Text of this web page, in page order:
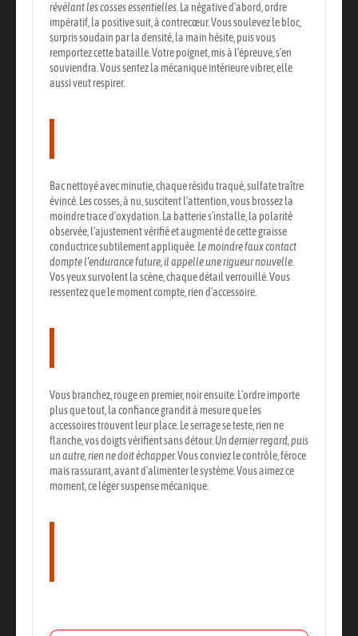
révélant les cosses essentielles. La négative d’abord, ordre
impératif, la positive suit, à contrecœur. Vous soulevez le bloc,
surpris soudain par la densité, la main hésite, puis vous
remportez cette bataille. Votre poignet, mis à l’épreuve, s’en
souviendra. Vous sentez la mécanique intérieure vibrer, elle
aussi veut respirer.
Bac nettoyé avec minutie, chaque résidu traqué, sulfate traître
évincé. Les cosses, à nu, suscitent l’attention, vous brossez la
moindre trace d’oxydation. La batterie s’installe, la polarité
observée, l’ajustement vérifié et augmenté de cette graisse
conductrice subtilement appliquée. Le moindre faux contact
dompte l’endurance future, il appelle une rigueur nouvelle.
Vos yeux survolent la scène, chaque détail verrouillé. Vous
ressentez que le moment compte, rien d’accessoire.
Vous branchez, rouge en premier, noir ensuite. L’ordre importe
plus que tout, la confiance grandit à mesure que les
accessoires trouvent leur place. Le serrage se teste, rien ne
flanche, vos doigts vérifient sans détour.Un dernier regard, puis
un autre, rien ne doit échapper.Vous conviez le contrôle, féroce
mais rassurant, avant d’alimenter le système. Vous aimez ce
moment, ce léger suspense mécanique.